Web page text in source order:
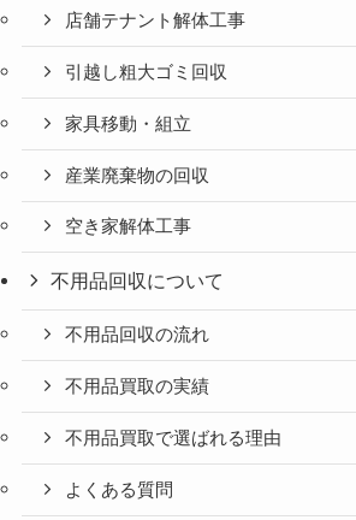
店舗テナント解体工事
引越し粗大ゴミ回収
家具移動・組立
産業廃棄物の回収
空き家解体工事
不用品回収について
不用品回収の流れ
不用品買取の実績
不用品買取で選ばれる理由
よくある質問